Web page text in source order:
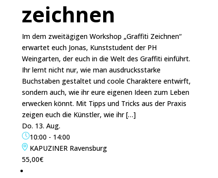
zeichnen
Im dem zweitägigen Workshop „Graffiti Zeichnen“
erwartet euch Jonas, Kunststudent der PH
Weingarten, der euch in die Welt des Graffiti einführt.
Ihr lernt nicht nur, wie man ausdrucksstarke
Buchstaben gestaltet und coole Charaktere entwirft,
sondern auch, wie ihr eure eigenen Ideen zum Leben
erwecken könnt. Mit Tipps und Tricks aus der Praxis
zeigen euch die Künstler, wie ihr […]
Do. 13. Aug.
10:00 - 14:00
KAPUZINER Ravensburg
55,00€